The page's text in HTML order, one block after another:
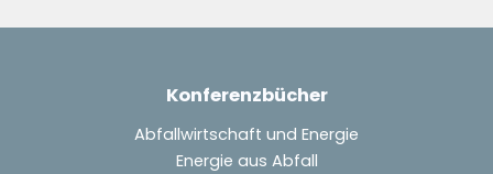
Konferenzbücher
Abfallwirtschaft und Energie
Energie aus Abfall